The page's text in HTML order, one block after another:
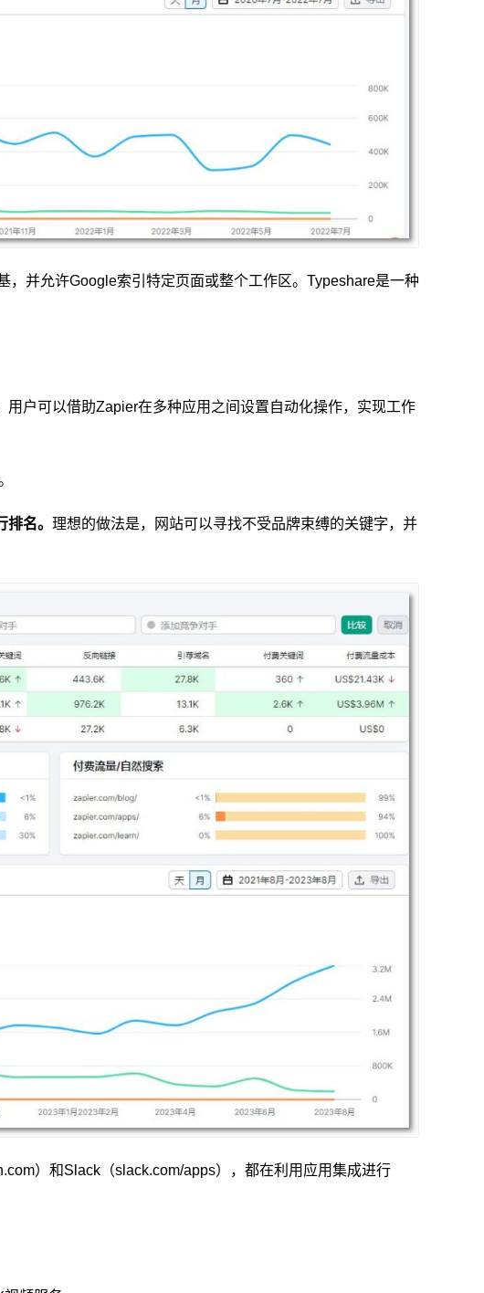
并允许Google索引特定页面或整个工作区。Typeshare是一种
户可以借助Zapier在多种应用之间设置自动化操作，实现工作
名。 理想的做法是，网站可以寻找不受品牌束缚的关键字，并
）和Slack（slack.com/apps），都在利用应用集成进行